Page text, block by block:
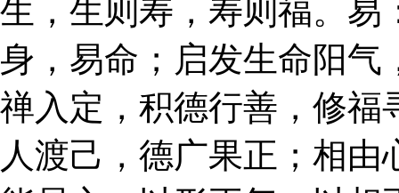
生，生则寿，寿则福。易
身，易命；启发生命阳气
禅入定，积德行善，修福
人渡己，德广果正；相